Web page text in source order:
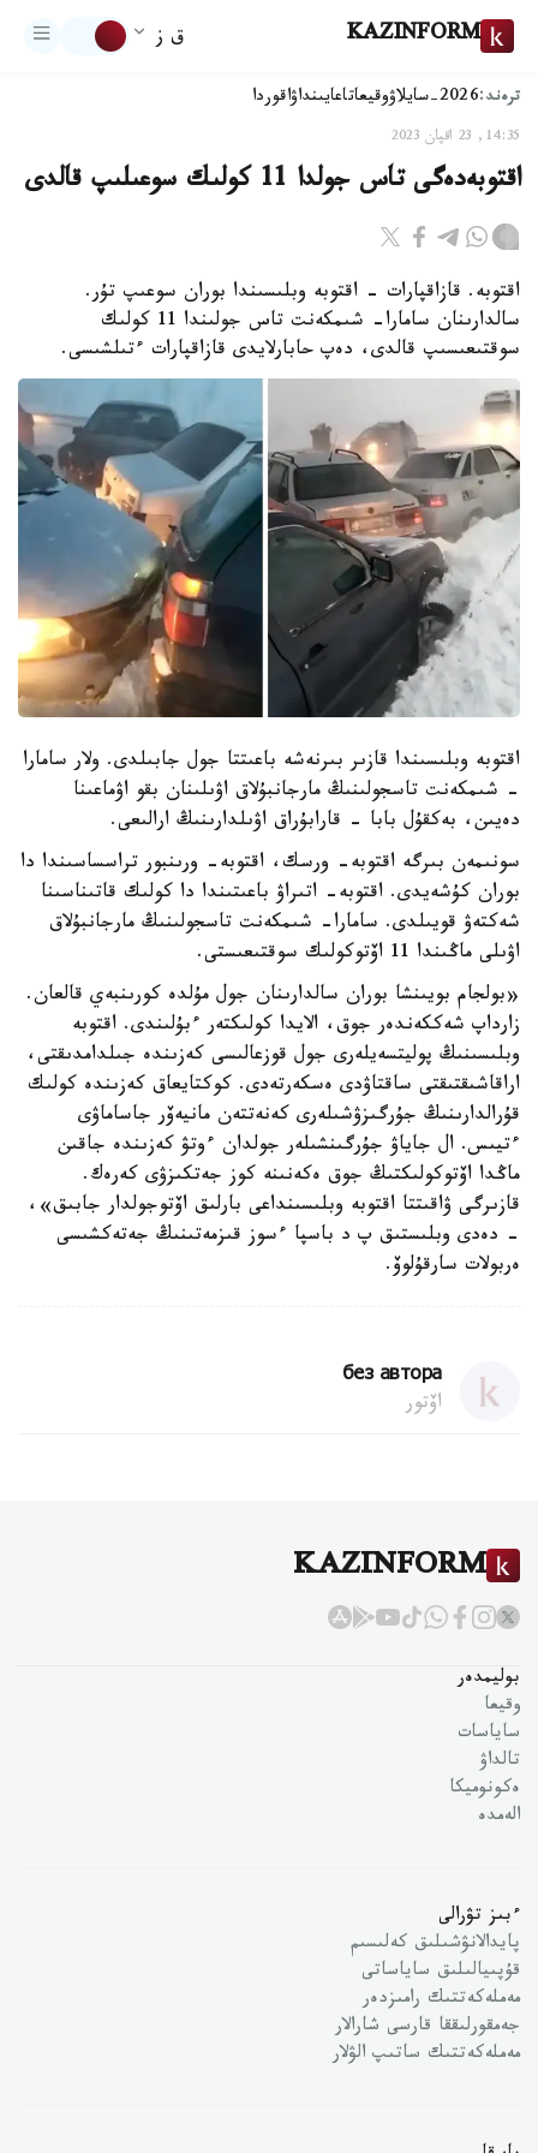
KAZINFORM ق ز
ترەند:2026-سايلاۋ وقيعاتاعايىنداۋاقوردا
14:35, 23 اقپان 2023
اقتوبەدەگى تاس جولدا 11 كولىك سوعىلىپ قالدى
اقتوبە. قازاقپارات - اقتوبە وبلىسىندا بوران سوعىپ تۇر.
سالدارىنان سامارا- شىمكەنت تاس جولىندا 11 كولىك
سوقتىعىسىپ قالدى، دەپ حابارلايدى قازاقپارات ءتىلشىسى.
اقتوبە وبلىسىندا قازىر بىرنەشە باعىتتا جول جابىلدى. ولار سامارا
- شىمكەنت تاسجولىنىڭ مارجانبۇلاق اۋىلىنان بقو اۋماعىنا
دەيىن، بەكقۇل بابا - قارابۇراق اۋىلدارىنىڭ ارالىعى.
سونىمەن بىرگە اقتوبە- ورسك، اقتوبە- ورىنبور تراسساسىندا دا
بوران كۇشەيدى. اقتوبە- اتىراۋ باعىتىندا دا كولىك قاتىناسىنا
شەكتەۋ قويىلدى. سامارا- شىمكەنت تاسجولىنىڭ مارجانبۇلاق
اۋىلى ماڭىندا 11 اۆتوكولىك سوقتىعىستى.
«بولجام بويىنشا بوران سالدارىنان جول مۇلدە كورىنبەي قالعان.
زارداپ شەككەندەر جوق، الايدا كولىكتەر ءبۇلىندى. اقتوبە
وبلىسىنىڭ پوليتسەيلەرى جول قوزعالىسى كەزىندە جىلدامدىقتى،
اراقاشىقتىقتى ساقتاۋدى ەسكەرتەدى. كوكتايعاق كەزىندە كولىك
قۇرالدارىنىڭ جۇرگىزۋشىلەرى كەنەتتەن مانيەۆر جاساماۋى
ءتيىس. ال جاياۋ جۇرگىنشىلەر جولدان ءوتۋ كەزىندە جاقىن
ماڭدا اۆتوكولىكتىڭ جوق ەكەنىنە كوز جەتكىزۋى كەرەك.
قازىرگى ۋاقىتتا اقتوبە وبلىسىنداعى بارلىق اۆتوجولدار جابىق»،
- دەدى وبلىستىق پ د باسپا ءسوز قىزمەتىنىڭ جەتەكشىسى
ەربولات سارقۇلوۆ.
без автора
اۆتور
KAZINFORM
بوليمدەر
وقيعا
ساياسات
تالداۋ
ەكونوميكا
الەمدە
ءبىز تۋرالى
پايدالانۋشىلىق كەلىسىم
قۇپىيالىلىق ساياساتى
مەملەكەتتىك رامىزدەر
جەمقورلىققا قارسى شارالار
مەملەكەتتىك ساتىپ الۋلار